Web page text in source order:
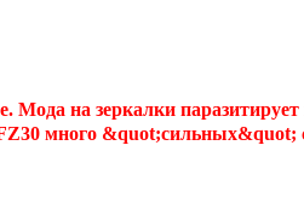
на зеркалки паразитирует
много &quot;сильных&quot;